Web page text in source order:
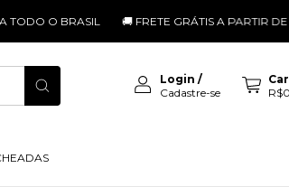
BRASIL 🚚 FRETE GRÁTIS A PARTIR DE R$ 299
Login /
Cadastre-se